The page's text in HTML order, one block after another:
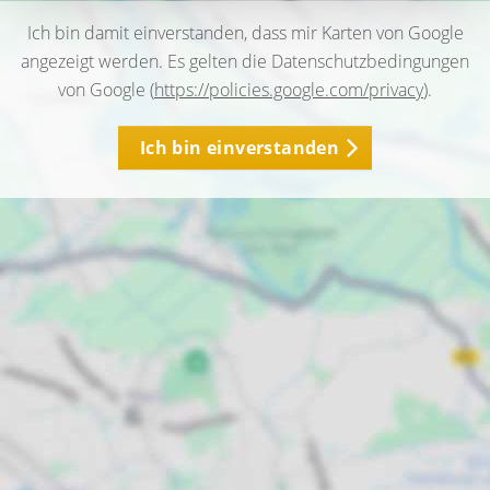
Ich bin damit einverstanden, dass mir Karten von Google
angezeigt werden. Es gelten die Datenschutzbedingungen
von Google (https://policies.google.com/privacy).
Ich bin einverstanden